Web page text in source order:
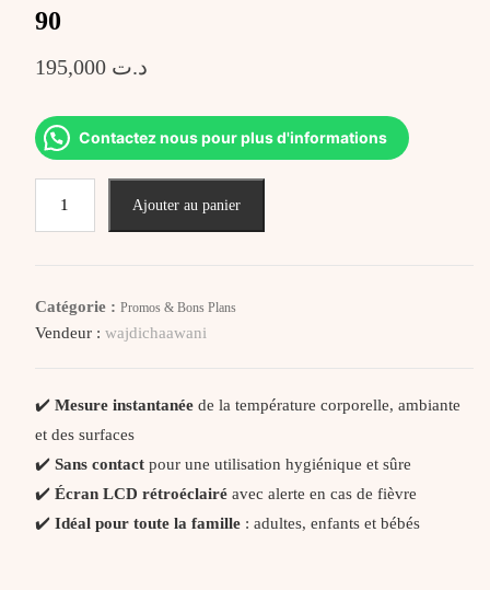
90
د.ت 195,000
Contactez nous pour plus d'informations
Ajouter au panier
Catégorie : Promos & Bons Plans
Vendeur : wajdichaawani
✔️ Mesure instantanéede la température corporelle, ambiante
et des surfaces
✔️ Sans contactpour une utilisation hygiénique et sûre
✔️ Écran LCD rétroéclairéavec alerte en cas de fièvre
✔️ Idéal pour toute la famille: adultes, enfants et bébés